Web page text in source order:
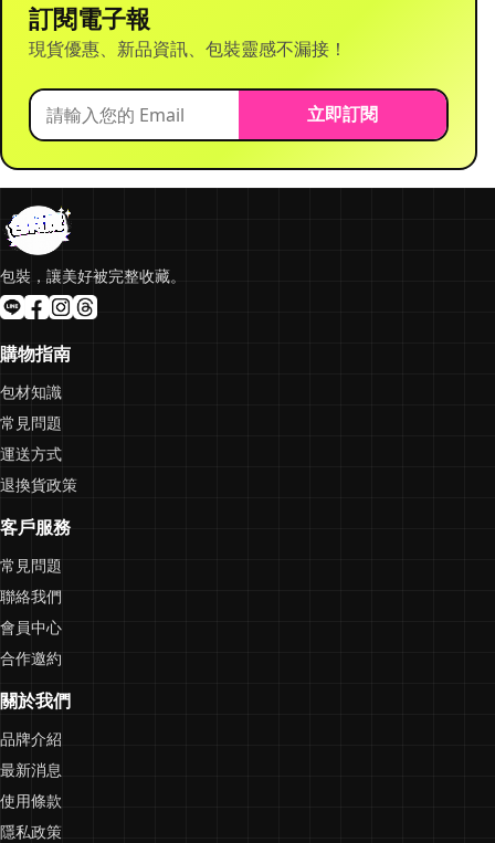
訂閱電子報
現貨優惠、新品資訊、包裝靈感不漏接！
立即訂閱
包裝，讓美好被完整收藏。
購物指南
包材知識
常見問題
運送方式
退換貨政策
客戶服務
常見問題
聯絡我們
會員中心
合作邀約
關於我們
品牌介紹
最新消息
使用條款
隱私政策